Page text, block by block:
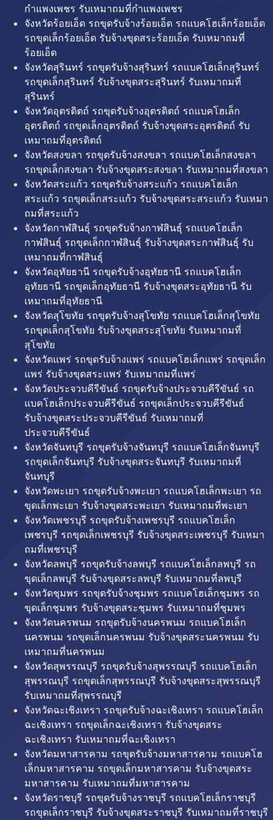
กำแพงเพชร รับเหมาถมที่กำแพงเพชร
จังหวัดร้อยเอ็ด รถขุดรับจ้างร้อยเอ็ด รถแบคโฮเล็กร้อยเอ็ด
รถขุดเล็กร้อยเอ็ด รับจ้างขุดสระร้อยเอ็ด รับเหมาถมที่
ร้อยเอ็ด
จังหวัดสุรินทร์ รถขุดรับจ้างสุรินทร์ รถแบคโฮเล็กสุรินทร์
รถขุดเล็กสุรินทร์ รับจ้างขุดสระสุรินทร์ รับเหมาถมที่
สุรินทร์
จังหวัดอุตรดิตถ์ รถขุดรับจ้างอุตรดิตถ์ รถแบคโฮเล็ก
อุตรดิตถ์ รถขุดเล็กอุตรดิตถ์ รับจ้างขุดสระอุตรดิตถ์ รับ
เหมาถมที่อุตรดิตถ์
จังหวัดสงขลา รถขุดรับจ้างสงขลา รถแบคโฮเล็กสงขลา
รถขุดเล็กสงขลา รับจ้างขุดสระสงขลา รับเหมาถมที่สงขลา
จังหวัดสระแก้ว รถขุดรับจ้างสระแก้ว รถแบคโฮเล็ก
สระแก้ว รถขุดเล็กสระแก้ว รับจ้างขุดสระสระแก้ว รับเหมา
ถมที่สระแก้ว
จังหวัดกาฬสินธุ์ รถขุดรับจ้างกาฬสินธุ์ รถแบคโฮเล็ก
กาฬสินธุ์ รถขุดเล็กกาฬสินธุ์ รับจ้างขุดสระกาฬสินธุ์ รับ
เหมาถมที่กาฬสินธุ์
จังหวัดอุทัยธานี รถขุดรับจ้างอุทัยธานี รถแบคโฮเล็ก
อุทัยธานี รถขุดเล็กอุทัยธานี รับจ้างขุดสระอุทัยธานี รับ
เหมาถมที่อุทัยธานี
จังหวัดสุโขทัย รถขุดรับจ้างสุโขทัย รถแบคโฮเล็กสุโขทัย
รถขุดเล็กสุโขทัย รับจ้างขุดสระสุโขทัย รับเหมาถมที่
สุโขทัย
จังหวัดแพร่ รถขุดรับจ้างแพร่ รถแบคโฮเล็กแพร่ รถขุดเล็ก
แพร่ รับจ้างขุดสระแพร่ รับเหมาถมที่แพร่
จังหวัดประจวบคีรีขันธ์ รถขุดรับจ้างประจวบคีรีขันธ์ รถ
แบคโฮเล็กประจวบคีรีขันธ์ รถขุดเล็กประจวบคีรีขันธ์
รับจ้างขุดสระประจวบคีรีขันธ์ รับเหมาถมที่
ประจวบคีรีขันธ์
จังหวัดจันทบุรี รถขุดรับจ้างจันทบุรี รถแบคโฮเล็กจันทบุรี
รถขุดเล็กจันทบุรี รับจ้างขุดสระจันทบุรี รับเหมาถมที่
จันทบุรี
จังหวัดพะเยา รถขุดรับจ้างพะเยา รถแบคโฮเล็กพะเยา รถ
ขุดเล็กพะเยา รับจ้างขุดสระพะเยา รับเหมาถมที่พะเยา
จังหวัดเพชรบุรี รถขุดรับจ้างเพชรบุรี รถแบคโฮเล็ก
เพชรบุรี รถขุดเล็กเพชรบุรี รับจ้างขุดสระเพชรบุรี รับเหมา
ถมที่เพชรบุรี
จังหวัดลพบุรี รถขุดรับจ้างลพบุรี รถแบคโฮเล็กลพบุรี รถ
ขุดเล็กลพบุรี รับจ้างขุดสระลพบุรี รับเหมาถมที่ลพบุรี
จังหวัดชุมพร รถขุดรับจ้างชุมพร รถแบคโฮเล็กชุมพร รถ
ขุดเล็กชุมพร รับจ้างขุดสระชุมพร รับเหมาถมที่ชุมพร
จังหวัดนครพนม รถขุดรับจ้างนครพนม รถแบคโฮเล็ก
นครพนม รถขุดเล็กนครพนม รับจ้างขุดสระนครพนม รับ
เหมาถมที่นครพนม
จังหวัดสุพรรณบุรี รถขุดรับจ้างสุพรรณบุรี รถแบคโฮเล็ก
สุพรรณบุรี รถขุดเล็กสุพรรณบุรี รับจ้างขุดสระสุพรรณบุรี
รับเหมาถมที่สุพรรณบุรี
จังหวัดฉะเชิงเทรา รถขุดรับจ้างฉะเชิงเทรา รถแบคโฮเล็ก
ฉะเชิงเทรา รถขุดเล็กฉะเชิงเทรา รับจ้างขุดสระ
ฉะเชิงเทรา รับเหมาถมที่ฉะเชิงเทรา
จังหวัดมหาสารคาม รถขุดรับจ้างมหาสารคาม รถแบคโฮ
เล็กมหาสารคาม รถขุดเล็กมหาสารคาม รับจ้างขุดสระ
มหาสารคาม รับเหมาถมที่มหาสารคาม
จังหวัดราชบุรี รถขุดรับจ้างราชบุรี รถแบคโฮเล็กราชบุรี
รถขุดเล็กราชบุรี รับจ้างขุดสระราชบุรี รับเหมาถมที่ราชบุรี